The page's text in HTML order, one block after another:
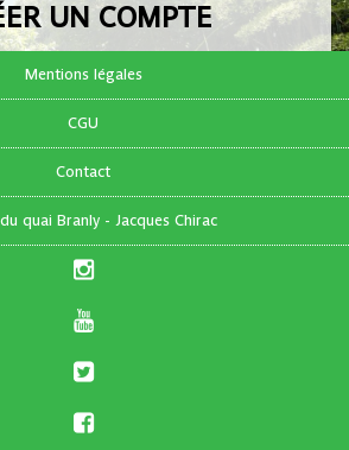
UN COMPTE
Pas encore de compte ?
FR | EN
S'inscrire
Mentions légales
CGU
Contact
quai Branly - Jacques Chirac